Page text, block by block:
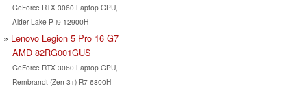
GeForce RTX 3060 Laptop GPU,
Alder Lake-P i9-12900H
Lenovo Legion 5 Pro 16 G7
AMD 82RG001GUS
GeForce RTX 3060 Laptop GPU,
Rembrandt (Zen 3+) R7 6800H